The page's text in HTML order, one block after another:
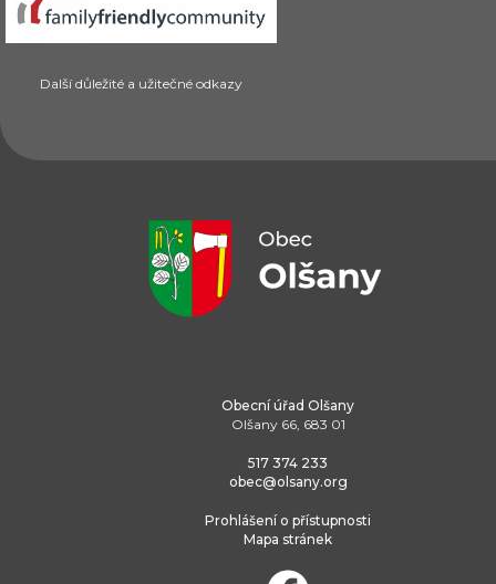
Další důležité a užitečné odkazy
Obecní úřad Olšany
Olšany 66, 683 01
517 374 233
obec@olsany.org
Prohlášení o přístupnosti
Mapa stránek